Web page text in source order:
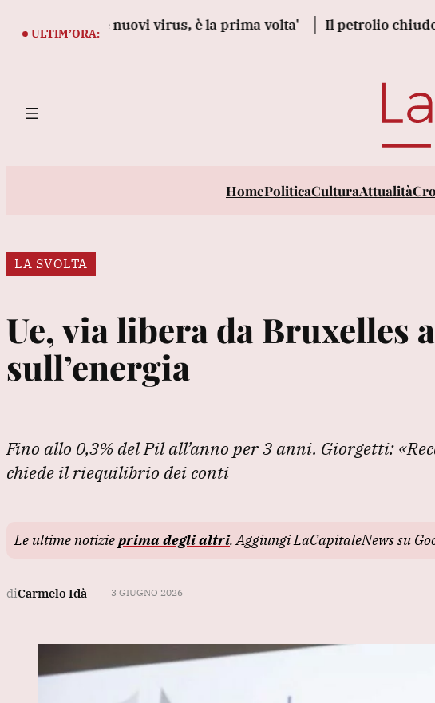
ULTIM’ORA:
creare nuovi virus, è la prima volta' Il petrolio chiude in
HomePoliticaCulturaAttualità
LA SVOLTA
Ue, via libera da Bruxelles
sull’energia
Fino allo 0,3% del Pil all’anno per 3 anni. Giorgetti:
chiede il riequilibrio dei conti
Le ultime notizieprima degli altri. Aggiungi LaCapitaleNews su
diCarmelo Idà 3 GIUGNO 2026